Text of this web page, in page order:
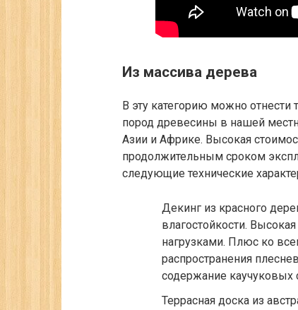
Из массива дерева
В эту категорию можно отнести
пород древесины в нашей
Азии и Африке. Высокая
продолжительным сроком
следующие технические
Декинг из красного
влагостойкости.
нагрузками. Плюс ко
распространения
содержание каучуковых
Террасная доска из